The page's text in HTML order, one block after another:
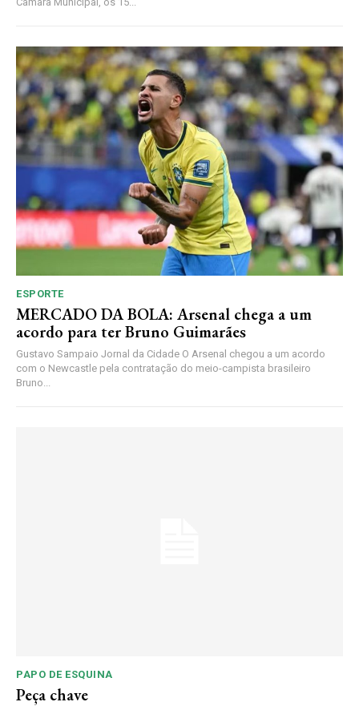
ESPORTE
MERCADO DA BOLA: Arsenal chega a um
acordo para ter Bruno Guimarães
Gustavo Sampaio Jornal da Cidade O Arsenal chegou a um acordo
com o Newcastle pela contratação do meio-campista brasileiro
Bruno...
PAPO DE ESQUINA
Peça chave